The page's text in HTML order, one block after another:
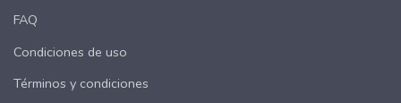
FAQ
Condiciones de uso
Términos y condiciones